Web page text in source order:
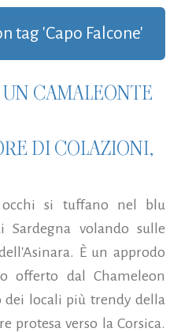
tag 'Capo Falcone'
CAMALEONTE
DI COLAZIONI,
si tuffano nel blu
volando sulle
È un approdo
offerto dal Chameleon
locali più trendy della
protesa verso la Corsica.